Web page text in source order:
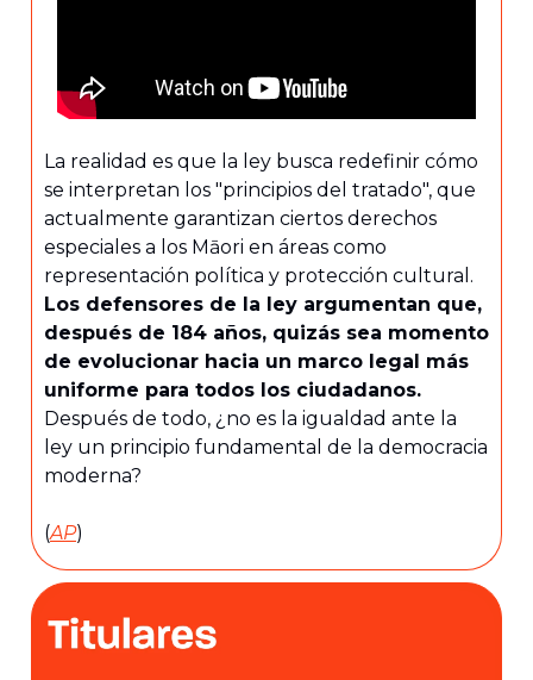
La realidad es que la ley busca redefinir cómo
se interpretan los "principios del tratado", que
actualmente garantizan ciertos derechos
especiales a los Māori en áreas como
representación política y protección cultural.
Los defensores de la ley argumentan que,
después de 184 años, quizás sea momento
de evolucionar hacia un marco legal más
uniforme para todos los ciudadanos.
Después de todo, ¿no es la igualdad ante la
ley un principio fundamental de la democracia
moderna?
(AP)